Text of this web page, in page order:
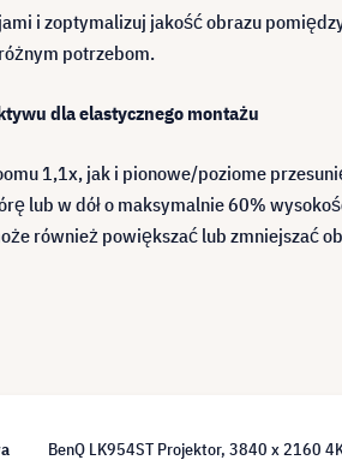
i zoptymalizuj jakość obrazu
potrzebom.
dla elastycznego montażu
1,1x, jak i pionowe/poziome
lub w dół o maksymalnie 60%
również powiększać lub zmniejszać
BenQ LK954ST Projektor, 3840 x 2160